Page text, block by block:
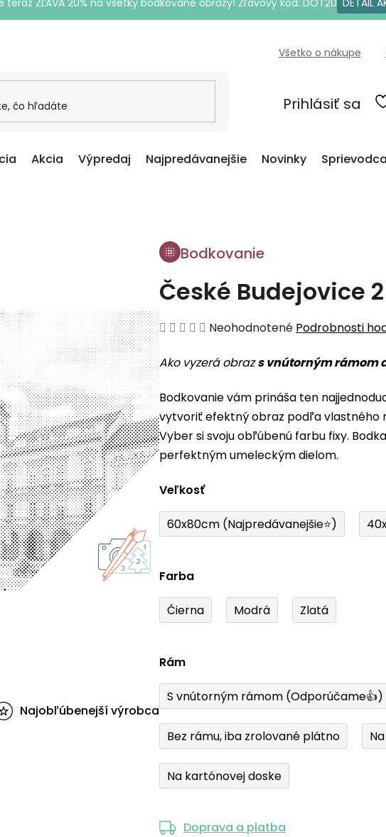
teraz ZĽAVA 20% na všetky bodkované obrazy! Zľavový kód: DOT20 DETAIL
Všetko o nákupe
Prihlásiť sa
Akcia Výpredaj Najpredávanejšie Novinky
Bodkovanie
České Budejovice 2
Priemerné
produktu
0,0
z
5
hviezdičiek.
Neohodnotené Podrobnosti
Ako vyzerá obrazs vnútorným rámom
Bodkovanie vám prináša ten
vytvoriť efektný obraz podľa vlastného
Vyber si svoju obľúbenú farbu fixy.
perfektným umeleckým dielom.
Veľkosť
60x80cm (Najpredávanejšie⭐)
Farba
Čierna Modrá Zlatá
Rám
S vnútorným rámom (Odporúčame👍)
Bez rámu, iba zrolované plátno
Na kartónovej doske
Doprava a platba
Najobľúbenejší výrobca